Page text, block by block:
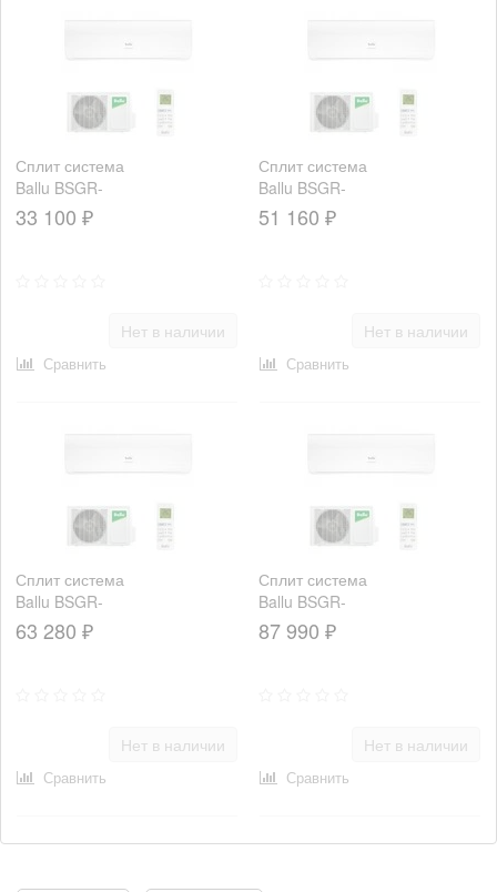
Сплит система
Ballu BSGR-
12HN1
33 100 ₽
Нет в наличии
Сравнить
Сплит система
Ballu BSGR-
18HN1
51 160 ₽
Нет в наличии
Сравнить
Сплит система
Ballu BSGR-
24HN1
63 280 ₽
Нет в наличии
Сравнить
Сплит система
Ballu BSGR-
30HN1
87 990 ₽
Нет в наличии
Сравнить